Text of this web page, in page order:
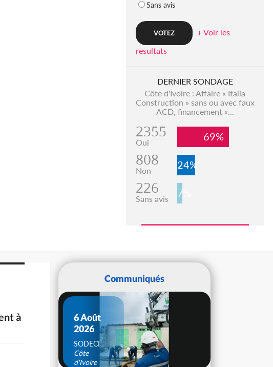
Sans avis
+ Voir les
resultats
DERNIER SONDAGE
Côte d'Ivoire : Affaire « Italia
Construction » sans ou avec faux
ACD, financement «...
2355
Oui 69%
808
Non 24%
226
Sans avis 7%
à
Communiqués
6 Août
2026
SODECI
Côte
d'Ivoire